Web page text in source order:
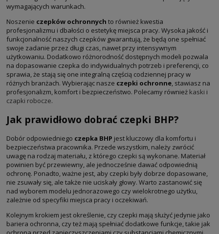
wymagających warunkach.
Noszenie czepków ochronnych to również kwestia
profesjonalizmu i dbałości o estetykę miejsca pracy. Wysoka jakość i
funkcjonalność naszych czepków gwarantują, że będą one spełniać
swoje zadanie przez długi czas, nawet przy intensywnym
użytkowaniu. Dodatkowo różnorodność dostępnych modeli pozwala
na dopasowanie czepka do indywidualnych potrzeb i preferencji, co
sprawia, że stają się one integralną częścią codziennej pracy w
różnych branżach. Wybierając nasze czepki ochronne , stawiasz na
profesjonalizm, komfort i bezpieczeństwo. Polecamy również kaski i
czapki robocze.
Jak prawidłowo dobrać czepki BHP?
Dobór odpowiedniego czepka BHP jest kluczowy dla komfortu i
bezpieczeństwa pracownika. Przede wszystkim, należy zwrócić
uwagę na rodzaj materiału, z którego czepki są wykonane. Materiał
powinien być przewiewny, ale jednocześnie dawać odpowiednią
ochronę. Ponadto, ważne jest, aby czepki były dobrze dopasowane,
nie zsuwały się, ale także nie uciskały głowy. Warto zastanowić się
nad wyborem modelu jednorazowego czy wielokrotnego użytku,
zależnie od specyfiki miejsca pracy i oczekiwań.
Kolejnym krokiem jest określenie, czy czepki mają służyć jedynie jako
bariera ochronna, czy też mają spełniać dodatkowe funkcje, takie jak